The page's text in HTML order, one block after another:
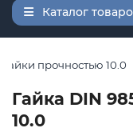
Каталог
Гайки прочностью 10.0
Гайка DIN
10.0